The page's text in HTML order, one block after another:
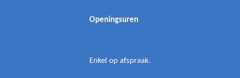
Openingsuren
Enkel op afspraak.